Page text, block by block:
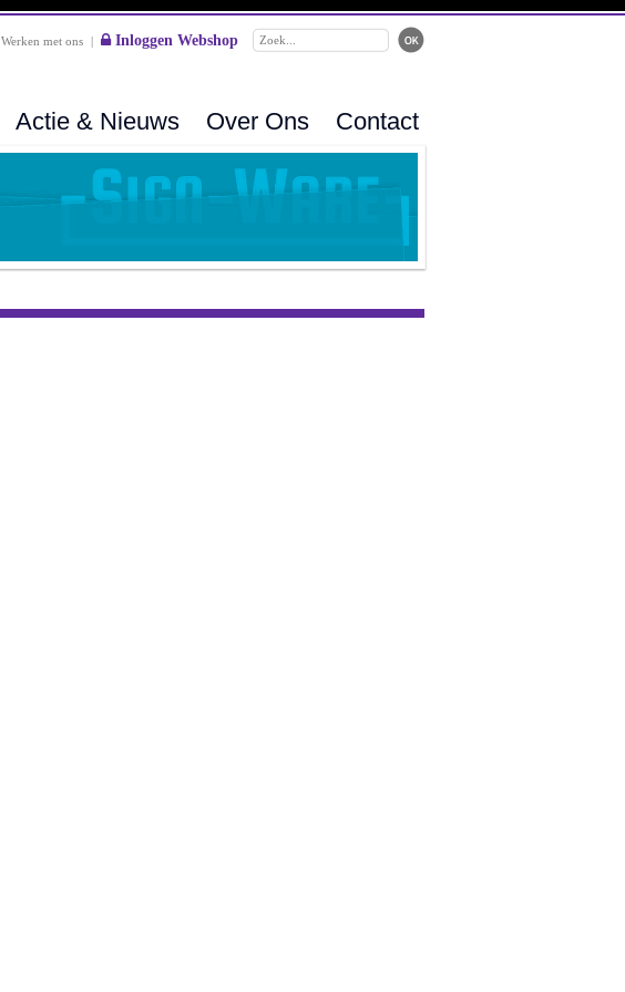
Werken met ons | Inloggen Webshop
Actie & Nieuws Over Ons Contact